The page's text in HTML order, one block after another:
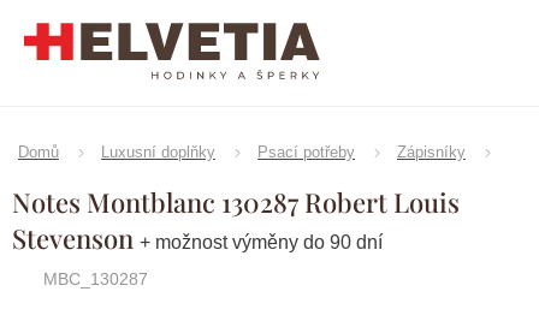
Domů Luxusní doplňky Psací potřeby Zápisníky
Notes Montblanc 130287 Robert Louis
Stevenson + možnost výměny do 90 dní
MBC_130287